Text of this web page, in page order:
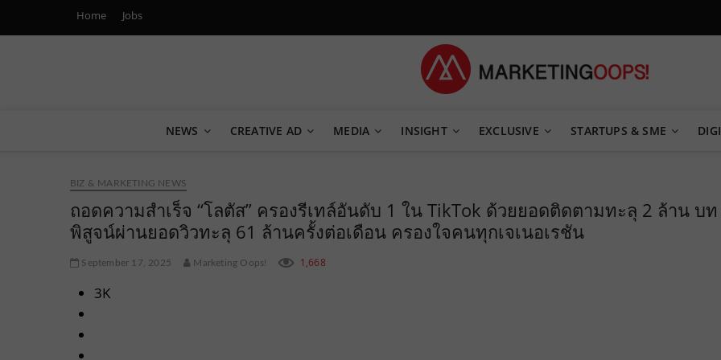
Home Jobs
Marketing Oops!
NEWS CREATIVE AD MEDIA INSIGHT EXCLUSIVE STARTUPS & SME
BIZ & MARKETING NEWS
ถอดความสำเร็จ “โลตัส” ครองรีเทล์อันดับ 1 ใน TikTok ด้วยยอดติดตามทะลุ 2 ล้าน บท
พิสูจน์ผ่านยอดวิวทะลุ 61 ล้านครั้งต่อเดือน ครองใจคนทุกเจเนอเรชัน
September 17, 2025 Marketing Oops! 1,668
3K